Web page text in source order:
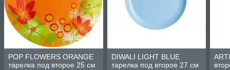
POP FLOWERS ORANGE
тарелка под второе 25 см
DIWALI LIGHT BLUE
тарелка под второе 27 см